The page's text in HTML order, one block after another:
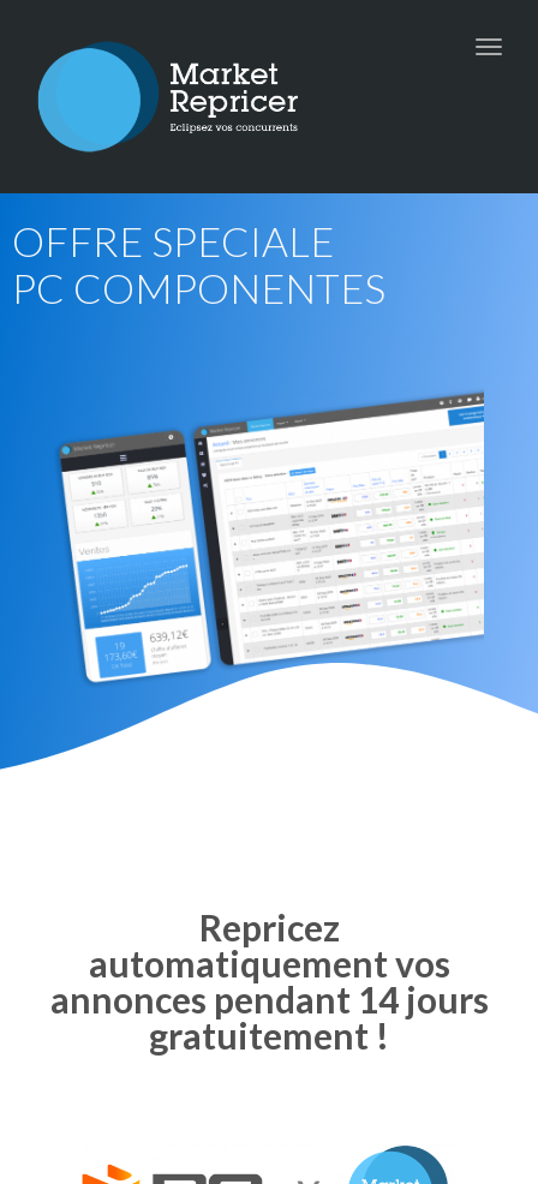
Toggle
OFFRE SPECIALE
PC COMPONENTES
Repricez
automatiquement vos
annonces pendant 14 jours
gratuitement !